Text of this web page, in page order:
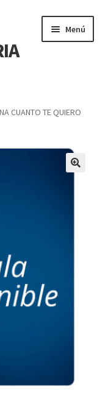
Menú
Y DATOS
DE
CUANTO TE QUIERO